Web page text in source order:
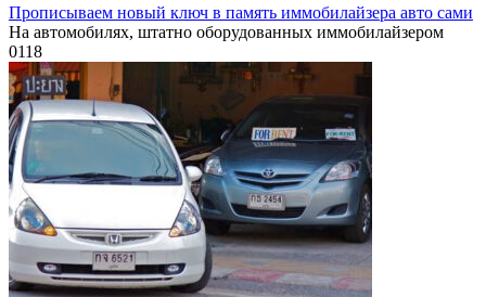
Прописываем новый ключ в память иммобилайзера авто сами
На автомобилях, штатно оборудованных иммобилайзером
0118